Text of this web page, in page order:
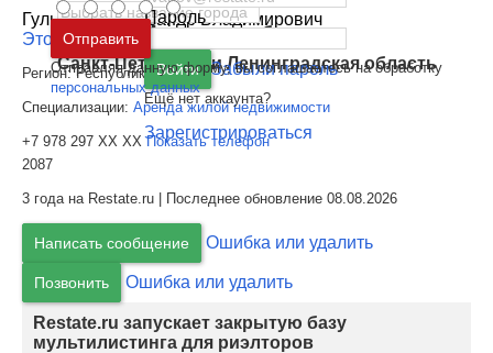
Москва и
Московская область
Санкт-Петербург иЛенинградская область
Пароль
Войти Забыли пароль
Ещё нет аккаунта?
Зарегистрироваться
Гульченко Александр Владимирович
Этот специалист - я
Регион:Республика Крым
Специализации: Аренда жилой недвижимости
+7 978 297 XX XXПоказать телефон
2087
3 года на Restate.ru | Последнее обновление 08.08.2026
Написать сообщение Ошибка или удалить
Позвонить Ошибка или удалить
Restate.ru запускает закрытую базу
мультилистинга для риэлторов
Отправить
Отправляя данную форму, вы соглашаетесь на обработку
персональных данных